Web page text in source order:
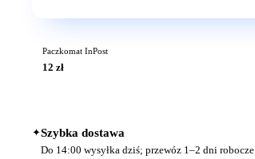
Paczkomat InPost
12 zł
✦Szybka dostawa
Do 14:00 wysyłka dziś; przewóz 1–2 dni robocze